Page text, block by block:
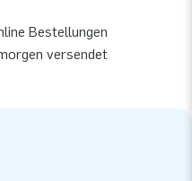
Bestellungen
versendet